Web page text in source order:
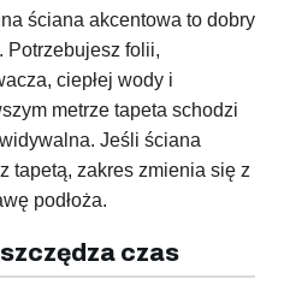
ściana akcentowa to dobry
Potrzebujesz folii,
ciepłej wody i
metrze tapeta schodzi
Jeśli ściana
tapetą, zakres zmienia się z
podłoża.
czas